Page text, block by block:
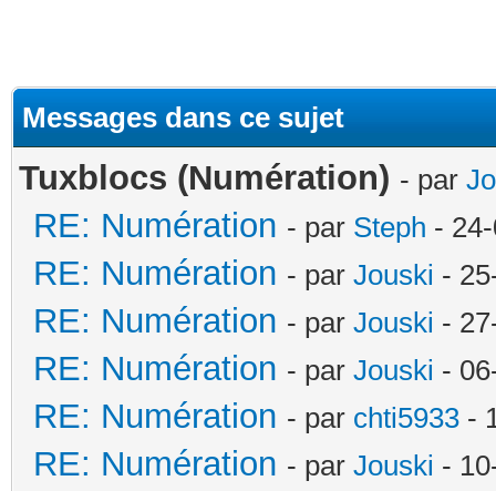
Messages dans ce sujet
Tuxblocs (Numération) - par
RE: Numération - par Steph -
RE: Numération - par Jouski -
RE: Numération - par Jouski -
RE: Numération - par Jouski -
RE: Numération - par chti5933 -
RE: Numération - par Jouski -